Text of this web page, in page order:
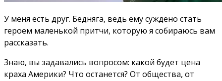
У меня есть друг. Бедняга, ведь ему суждено стать
героем маленькой притчи, которую я собираюсь вам
рассказать.
Знаю, вы задавались вопросом: какой будет цена
краха Америки? Что останется? От общества, от